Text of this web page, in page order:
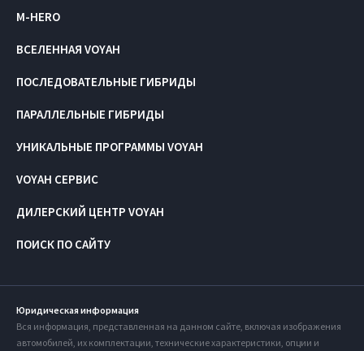
M-HERO
ПОИСК ПО САЙТУ
ВСЕЛЕННАЯ VOYAH
ПОСЛЕДОВАТЕЛЬНЫЕ ГИБРИДЫ
ПАРАЛЛЕЛЬНЫЕ ГИБРИДЫ
УНИКАЛЬНЫЕ ПРОГРАММЫ VOYAH
VOYAH СЕРВИС
ДИЛЕРСКИЙ ЦЕНТР VOYAH
Юридическая информация
Вся информация, представленная на данном сайте, включая изображения
автомобилей, их комплектации, технические характеристики, опции и